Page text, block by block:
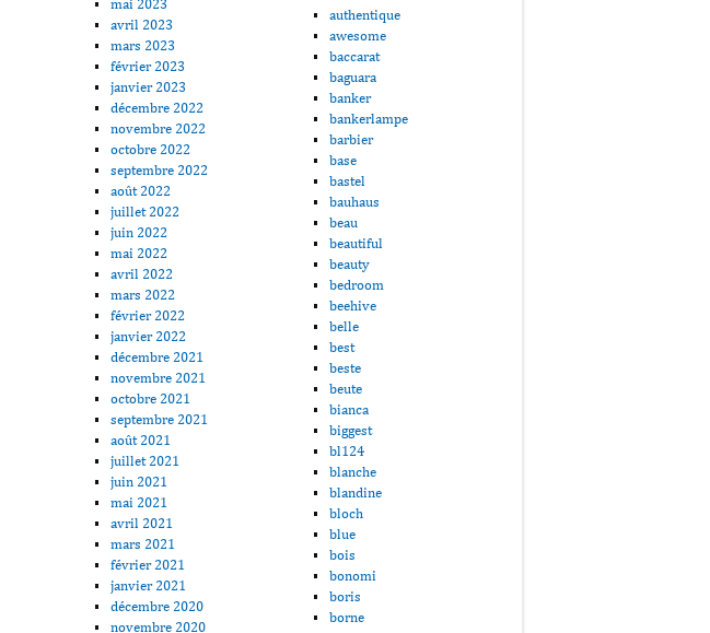
mai 2023
avril 2023
mars 2023
février 2023
janvier 2023
décembre 2022
novembre 2022
octobre 2022
septembre 2022
août 2022
juillet 2022
juin 2022
mai 2022
avril 2022
mars 2022
février 2022
janvier 2022
décembre 2021
novembre 2021
octobre 2021
septembre 2021
août 2021
juillet 2021
juin 2021
mai 2021
avril 2021
mars 2021
février 2021
janvier 2021
décembre 2020
novembre 2020
authentique
awesome
baccarat
baguara
banker
bankerlampe
barbier
base
bastel
bauhaus
beau
beautiful
beauty
bedroom
beehive
belle
best
beste
beute
bianca
biggest
bl124
blanche
blandine
bloch
blue
bois
bonomi
boris
borne